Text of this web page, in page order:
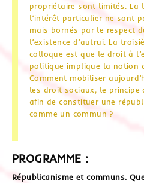
propriétaire sont limités. La
l’intérêt particulier ne sont
mais bornés par le respect
l’existence d’autrui. La
colloque est que le droit à
politique implique la notion
Comment mobiliser
les droit sociaux, le principe
afin de constituer une
comme un commun ?
PROGRAMME :
Républicanisme et communs.